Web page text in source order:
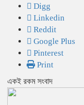
Digg
Linkedin
Reddit
Google Plus
Pinterest
Print
একই রকম সংবাদ